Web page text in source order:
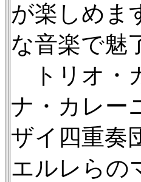
が楽しめま
な音楽で魅
トリオ・
ナ・カレー
ザイ四重奏
エルレらの